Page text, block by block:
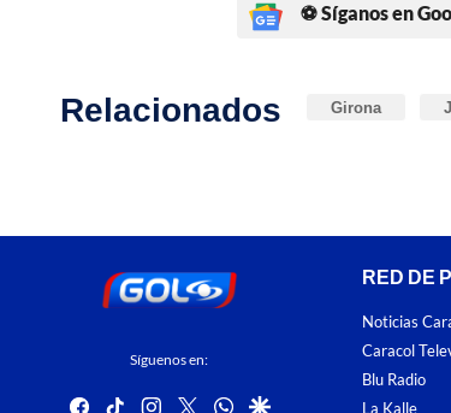
⚽ Síganos en
Relacionados Girona
Síguenos en:
facebook
tiktokinstagram
twitterwhatsapp
google
RED DE
Noticias
Caracol
Blu Radio
La Kalle